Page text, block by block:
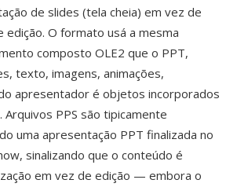
de slides (tela cheia) em vez de
edição. O formato usá a mesma
composto OLE2 que o PPT,
texto, imagens, animações,
apresentador é objetos incorporados
PPS são tipicamente
uma apresentação PPT finalizada no
sinalizando que o conteúdo é
em vez de edição — embora o